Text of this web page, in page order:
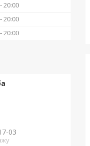
20:00
20:00
20:00
03